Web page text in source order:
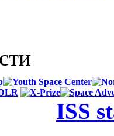
ISS